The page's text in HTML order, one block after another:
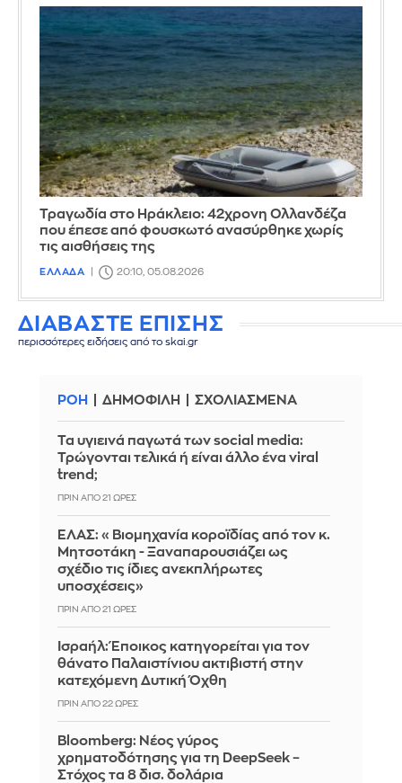
Τραγωδία στο Ηράκλειο: 42χρονη Ολλανδέζα
που έπεσε από φουσκωτό ανασύρθηκε χωρίς
τις αισθήσεις της
ΕΛΛΑΔΑ 20:10, 05.08.2026
ΔΙΑΒΑΣΤΕ ΕΠΙΣΗΣ
περισσότερες ειδήσεις από το skai.gr
ΡΟΗ ΔΗΜΟΦΙΛΗ ΣΧΟΛΙΑΣΜΕΝΑ
Τα υγιεινά παγωτά των social media:
Τρώγονται τελικά ή είναι άλλο ένα viral
trend;
ΠΡΙΝ ΑΠΌ 21 ΏΡΕΣ
ΕΛΑΣ: «Βιομηχανία κοροϊδίας από τον κ.
Μητσοτάκη - Ξαναπαρουσιάζει ως
σχέδιο τις ίδιες ανεκπλήρωτες
υποσχέσεις»
ΠΡΙΝ ΑΠΌ 21 ΏΡΕΣ
Ισραήλ: Έποικος κατηγορείται για τον
θάνατο Παλαιστίνιου ακτιβιστή στην
κατεχόμενη Δυτική Όχθη
ΠΡΙΝ ΑΠΌ 22 ΏΡΕΣ
Bloomberg: Νέος γύρος
χρηματοδότησης για τη DeepSeek –
Στόχος τα 8 δισ. δολάρια